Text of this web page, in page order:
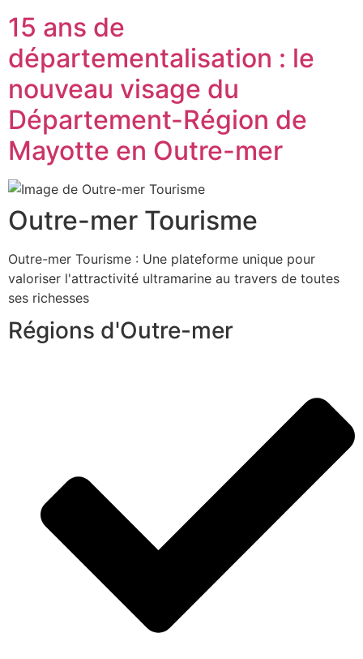
15 ans de
départementalisation : le
nouveau visage du
Département-Région de
Mayotte en Outre-mer
Outre-mer Tourisme
Outre-mer Tourisme : Une plateforme unique pour
valoriser l'attractivité ultramarine au travers de toutes
ses richesses
Régions d'Outre-mer